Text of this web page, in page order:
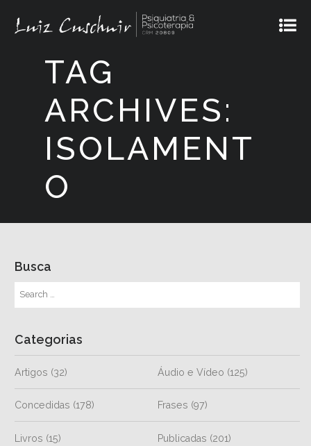
TAG
ARCHIVES:
ISOLAMENT
O
Busca
Categorias
Artigos (32) Áudio e Vídeo (125)
Concedidas (178) Frases (97)
Livros (15) Publicadas (201)